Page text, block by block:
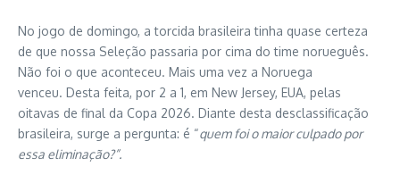
No jogo de domingo, a torcida brasileira tinha quase certeza
de que nossa Seleção passaria por cima do time norueguês.
Não foi o que aconteceu. Mais uma vez a Noruega
venceu. Desta feita, por 2 a 1, em New Jersey, EUA, pelas
oitavas de final da Copa 2026. Diante desta desclassificação
brasileira, surge a pergunta: é “quem foi o maior culpado por
essa eliminação?”.